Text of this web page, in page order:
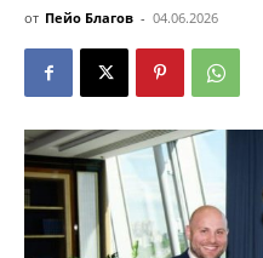
от Пейо Благов - 04.06.2026